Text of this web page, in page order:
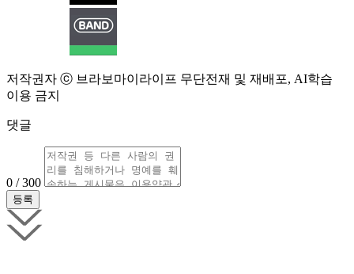
저작권자 ⓒ 브라보마이라이프 무단전재 및 재배포, AI학습
이용 금지
댓글
0 / 300